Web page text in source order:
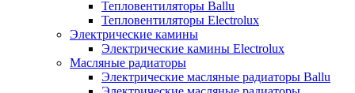
Тепловентиляторы Ballu
Тепловентиляторы Electrolux
Электрические камины
Электрические камины Electrolux
Масляные радиаторы
Электрические масляные радиаторы Ballu